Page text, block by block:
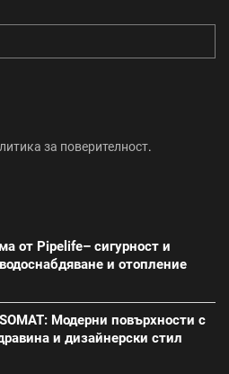
и помощни средства
фибран (23)
система Тондах (22)
за поверителност.
от Pipelife– сигурност и
и отопление
Модерни повърхности с
и дизайнерски стил